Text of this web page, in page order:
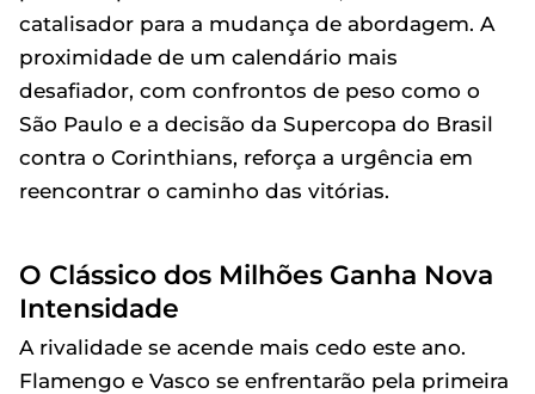
catalisador para a mudança de abordagem. A
proximidade de um calendário mais
desafiador, com confrontos de peso como o
São Paulo e a decisão da Supercopa do Brasil
contra o Corinthians, reforça a urgência em
reencontrar o caminho das vitórias.
O Clássico dos Milhões Ganha Nova
Intensidade
A rivalidade se acende mais cedo este ano.
Flamengo e Vasco se enfrentarão pela primeira